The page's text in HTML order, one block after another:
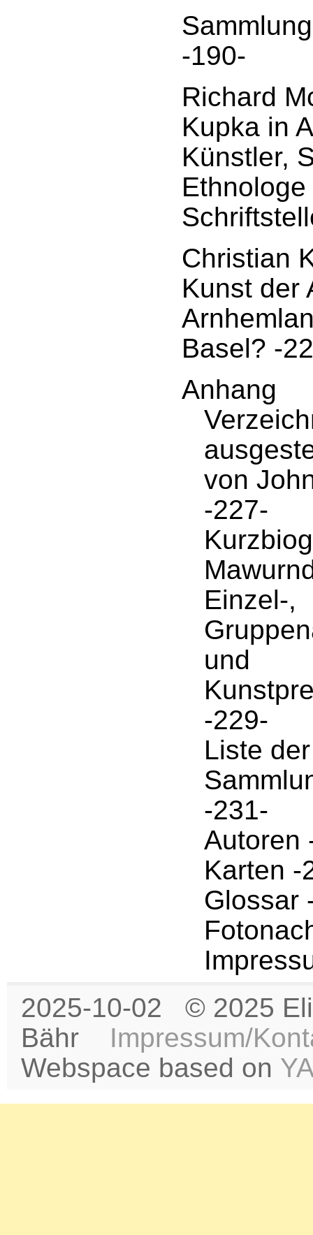
-190-
Richard
Kupka in
Künstler,
Christian
Kunst der
Basel? -
Anhang
von
-227-
Einzel-,
und
-229-
Liste
-231-
Autoren
Karten -
Glossar
2025-10-02 © 2025
Bähr Impressum/
Webspace based on